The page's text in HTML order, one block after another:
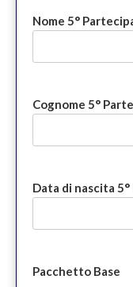
Nome 5°
Cognome 5°
Data di nascita
Pacchetto Base